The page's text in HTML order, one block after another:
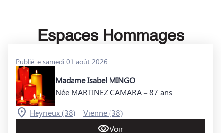
Espaces Hommages
Publié le samedi 01 août 2026
Madame Isabel MINGO
Née MARTINEZ CAMARA– 87 ans
Heyrieux (38)–Vienne (38)
Voir